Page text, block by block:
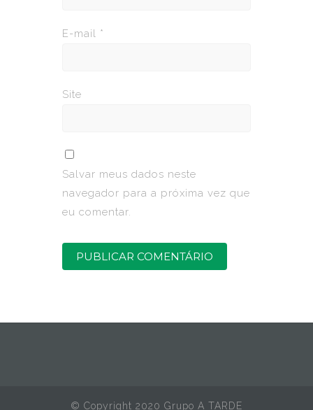
E-mail *
Site
Salvar meus dados neste
navegador para a próxima vez que
eu comentar.
© Copyright 2020 Grupo A TARDE